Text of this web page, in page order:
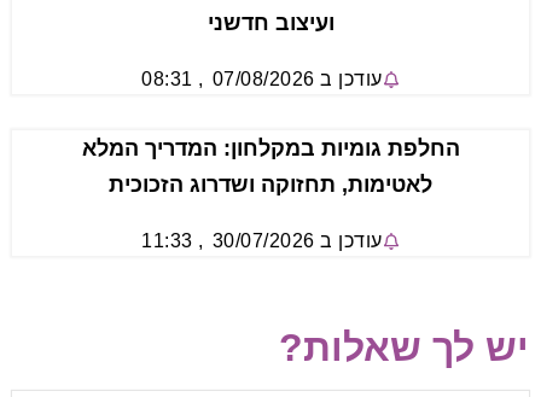
ועיצוב חדשני
עודכן ב 07/08/2026
,
08:31
החלפת גומיות במקלחון: המדריך המלא
לאטימות, תחזוקה ושדרוג הזכוכית
עודכן ב 30/07/2026
,
11:33
יש לך שאלות?